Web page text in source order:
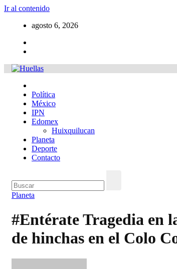
Ir al contenido
agosto 6, 2026
Política
México
IPN
Edomex
Huixquilucan
Planeta
Deporte
Contacto
Planeta
#Entérate Tragedia en
de hinchas en el Colo